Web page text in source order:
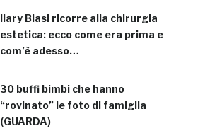
Ilary Blasi ricorre alla chirurgia
estetica: ecco come era prima e
com’è adesso…
30 buffi bimbi che hanno
“rovinato” le foto di famiglia
(GUARDA)